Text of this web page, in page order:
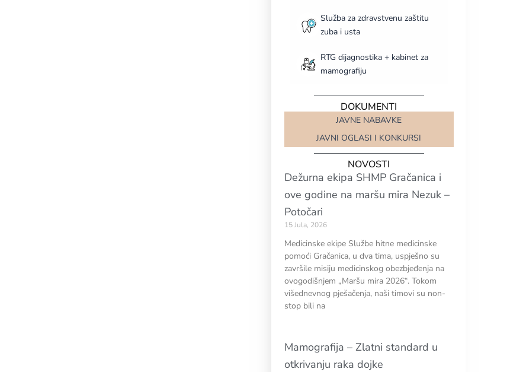
Služba za zdravstvenu zaštitu
zuba i usta
RTG dijagnostika + kabinet za
mamografiju
DOKUMENTI
JAVNE NABAVKE
JAVNI OGLASI I KONKURSI
NOVOSTI
Dežurna ekipa SHMP Gračanica i
ove godine na maršu mira Nezuk –
Potočari
15 Jula, 2026
Medicinske ekipe Službe hitne medicinske
pomoći Gračanica, u dva tima, uspješno su
završile misiju medicinskog obezbjeđenja na
ovogodišnjem „Maršu mira 2026“. Tokom
višednevnog pješačenja, naši timovi su non-
stop bili na
Mamografija – Zlatni standard u
otkrivanju raka dojke